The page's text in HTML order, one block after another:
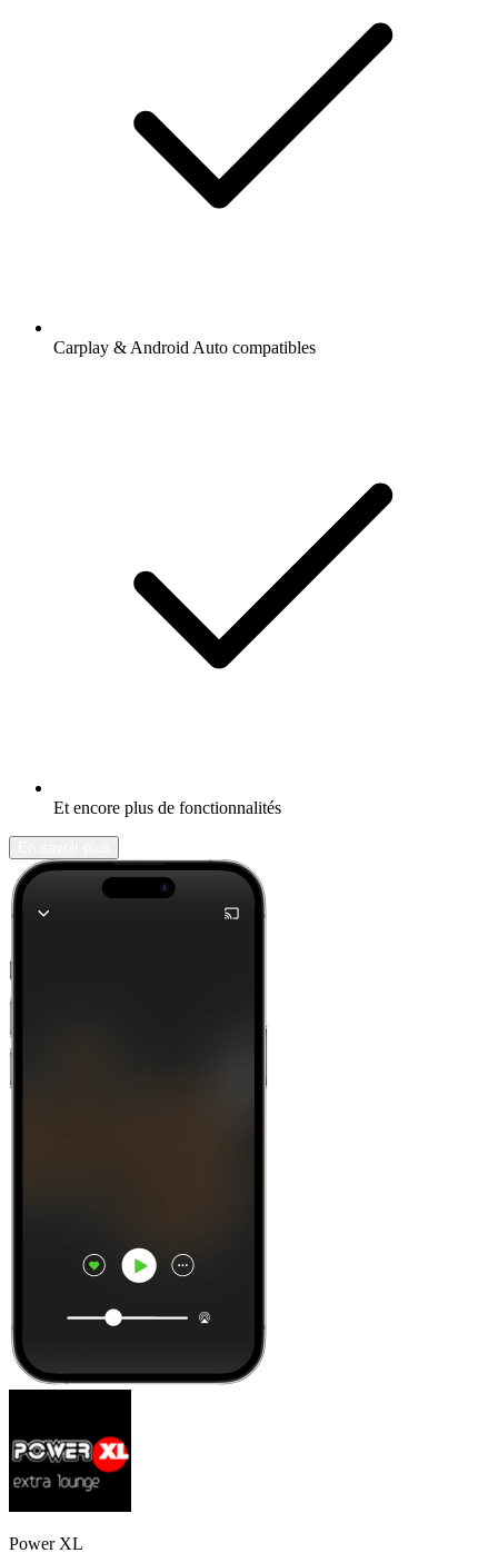
Carplay & Android Auto compatibles
Et encore plus de fonctionnalités
Power XL